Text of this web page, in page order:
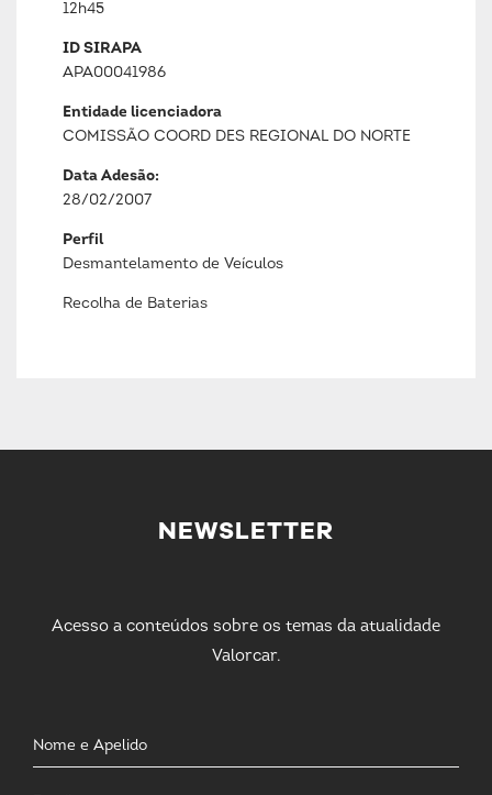
12h45
ID SIRAPA
APA00041986
Entidade licenciadora
COMISSÃO COORD DES REGIONAL DO NORTE
Data Adesão:
28/02/2007
Perfil
Desmantelamento de Veículos
Recolha de Baterias
NEWSLETTER
Acesso a conteúdos sobre os temas da atualidade
Valorcar.